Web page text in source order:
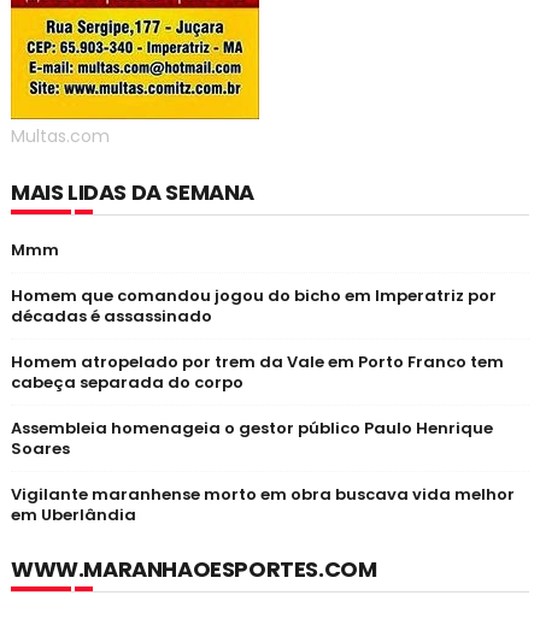
Multas.com
MAIS LIDAS DA SEMANA
Mmm
Homem que comandou jogou do bicho em Imperatriz por
décadas é assassinado
Homem atropelado por trem da Vale em Porto Franco tem
cabeça separada do corpo
Assembleia homenageia o gestor público Paulo Henrique
Soares
Vigilante maranhense morto em obra buscava vida melhor
em Uberlândia
WWW.MARANHAOESPORTES.COM